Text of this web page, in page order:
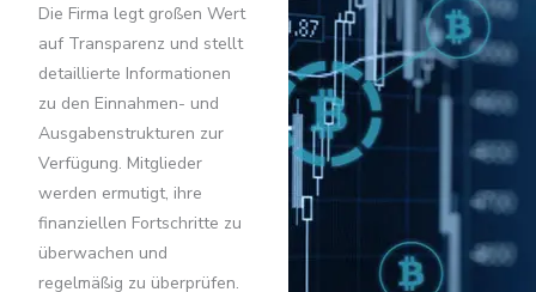
Die Firma legt großen Wert
auf Transparenz und stellt
detaillierte Informationen
zu den Einnahmen- und
Ausgabenstrukturen zur
Verfügung. Mitglieder
werden ermutigt, ihre
finanziellen Fortschritte zu
überwachen und
regelmäßig zu überprüfen.